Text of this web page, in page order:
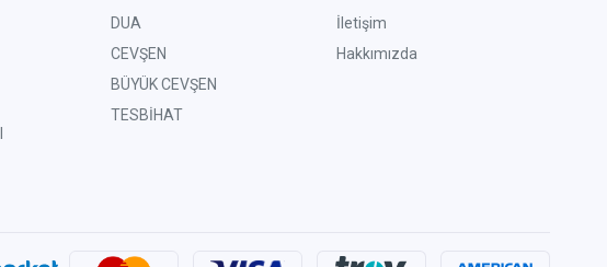
DUA
CEVŞEN
BÜYÜK CEVŞEN
TESBİHAT
İletişim
Hakkımızda